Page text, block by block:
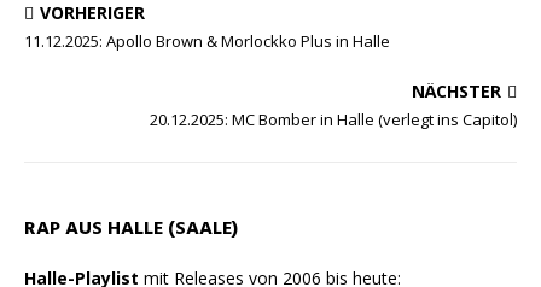
A
r
a
VORHERIGER
11.12.2025: Apollo Brown & Morlockko Plus in Halle
NÄCHSTER
20.12.2025: MC Bomber in Halle (verlegt ins Capitol)
RAP AUS HALLE (SAALE)
Halle-Playlist mit Releases von 2006 bis heute: